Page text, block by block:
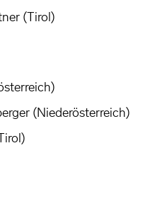
(Tirol)
(Niederösterreich)